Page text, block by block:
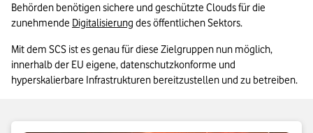
Behörden benötigen sichere und geschützte Clouds für die
zunehmende Digitalisierung des öffentlichen Sektors.
Mit dem SCS ist es genau für diese Zielgruppen nun möglich,
innerhalb der EU eigene, datenschutzkonforme und
hyperskalierbare Infrastrukturen bereitzustellen und zu betreiben.